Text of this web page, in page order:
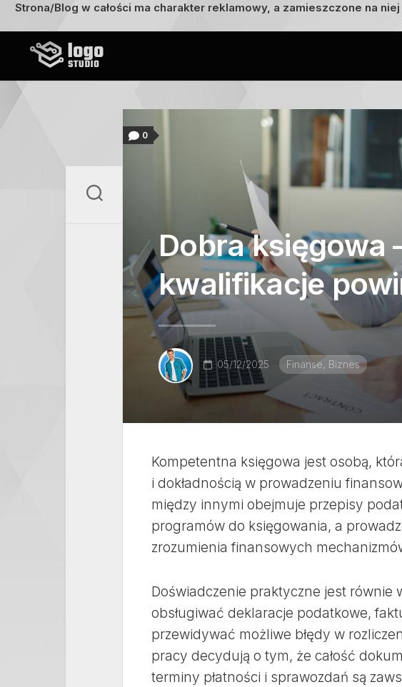
Strona/Blog w całości ma charakter reklamowy, a zamieszczone na
0
Dobra księgowa
kwalifikacje
05/12/2025 Finanse, Biznes
Kompetentna księgowa jest osobą,
i dokładnością w prowadzeniu
między innymi obejmuje przepisy
programów do księgowania, a
zrozumienia finansowych
Doświadczenie praktyczne jest równie
obsługiwać deklaracje podatkowe,
przewidywać możliwe błędy w
pracy decydują o tym, że całość
terminy płatności i sprawozdań są